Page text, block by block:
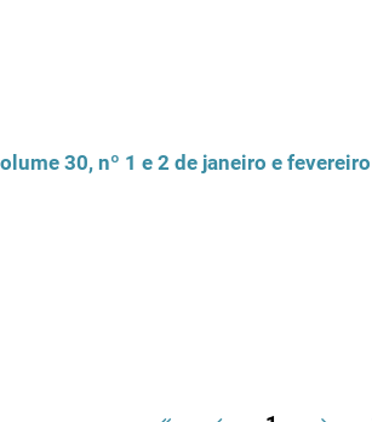
30, nº 1 e 2 de janeiro e